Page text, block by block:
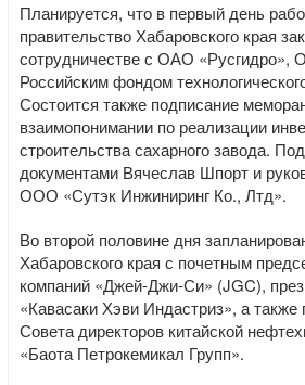
Планируется, что в первый день
правительство Хабаровского края
сотрудничестве с ОАО «Русгидро»,
Российским фондом
Состоится также подписание
взаимопонимании по реализации
строительства сахарного завода.
документами Вячеслав Шпорт и
ООО «Сутэк Инжиниринг Ко., Лтд».
Во второй половине дня
Хабаровского края с почетным
компаний «Джей-Джи-Си» (JGC),
«Кавасаки Хэви Индастриз», а
Совета директоров китайской
«Баота Петрокемикал Групп».